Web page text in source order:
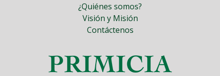
¿Quiénes somos?
Visión y Misión
Contáctenos